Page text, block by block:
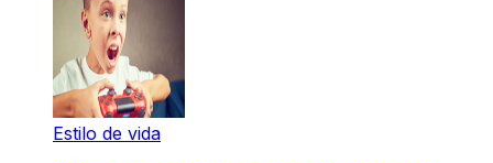
Estilo de vida